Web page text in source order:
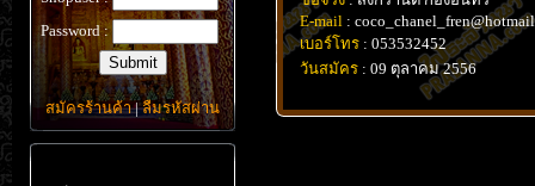
Password :
สมัครร้านค้า|ลืมรหัสผ่าน
E-mail :
เบอร์โทร : 053532452
วันสมัคร : 09 ตุลาคม 2556